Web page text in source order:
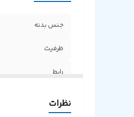
جنس بدنه
ظرفیت
رابط
نظرات